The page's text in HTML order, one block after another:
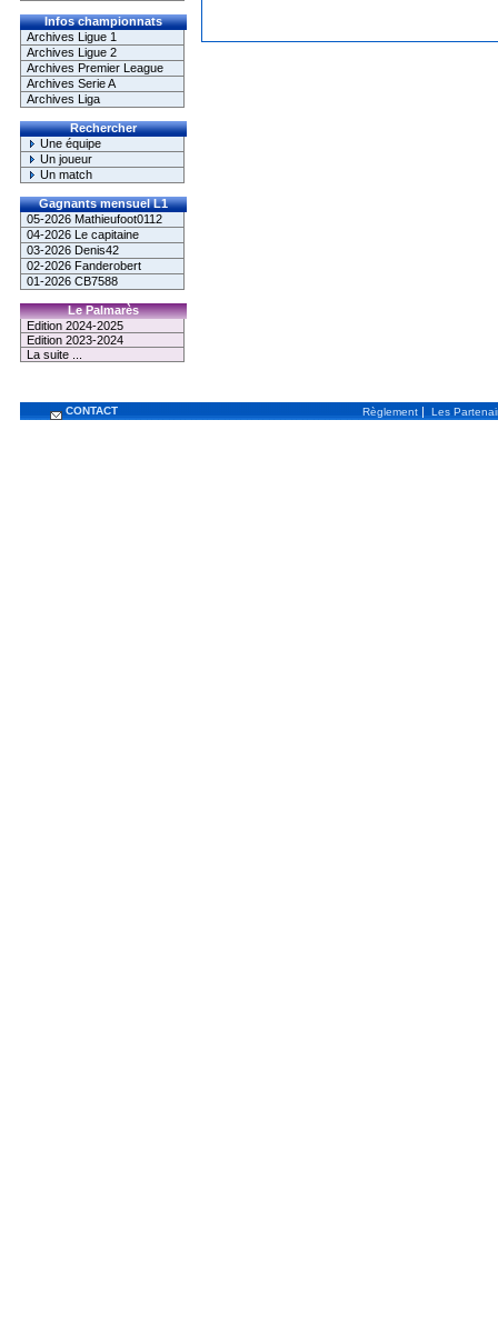
Infos championnats
Archives Ligue 1
Archives Ligue 2
Archives Premier League
Archives Serie A
Archives Liga
Rechercher
Une équipe
Un joueur
Un match
Gagnants mensuel L1
05-2026 Mathieufoot0112
04-2026 Le capitaine
03-2026 Denis42
02-2026 Fanderobert
01-2026 CB7588
Le Palmarès
Edition 2024-2025
Edition 2023-2024
La suite ...
CONTACT Règlement | Les